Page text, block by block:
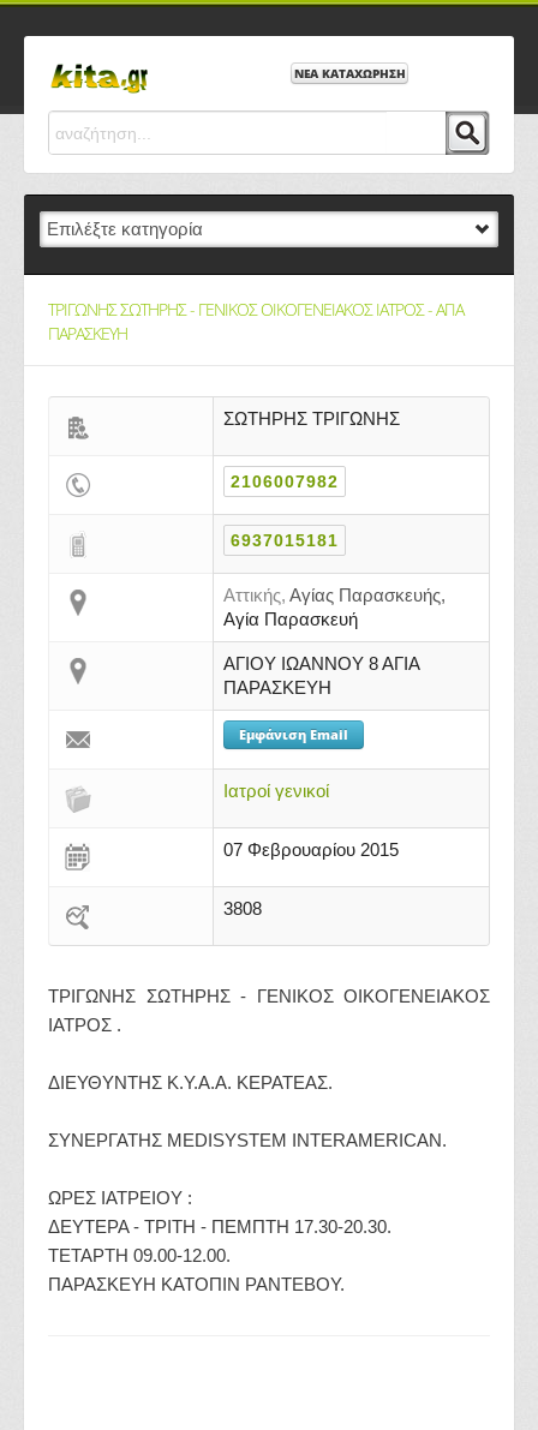
ΝΕΑ ΚΑΤΑΧΩΡΗΣΗ
ΤΡΙΓΩΝΗΣ ΣΩΤΗΡΗΣ - ΓΕΝΙΚΟΣ ΟΙΚΟΓΕΝΕΙΑΚΟΣ ΙΑΤΡΟΣ - ΑΓΙΑ
ΠΑΡΑΣΚΕΥΗ
ΣΩΤΗΡΗΣ ΤΡΙΓΩΝΗΣ
2106007982
6937015181
Αττικής, Αγίας Παρασκευής,
Αγία Παρασκευή
ΑΓΙΟΥ ΙΩΑΝΝΟΥ 8 ΑΓΙΑ
ΠΑΡΑΣΚΕΥΗ
Εμφάνιση Email
Ιατροί γενικοί
07 Φεβρουαρίου 2015
3808
ΤΡΙΓΩΝΗΣ ΣΩΤΗΡΗΣ - ΓΕΝΙΚΟΣ ΟΙΚΟΓΕΝΕΙΑΚΟΣ
ΙΑΤΡΟΣ .
ΔΙΕΥΘΥΝΤΗΣ Κ.Υ.Α.Α. ΚΕΡΑΤΕΑΣ.
ΣΥΝΕΡΓΑΤΗΣ MEDISYSTEM INTERAMERICAN.
ΩΡΕΣ ΙΑΤΡΕΙΟΥ :
ΔΕΥΤΕΡΑ - ΤΡΙΤΗ - ΠΕΜΠΤΗ 17.30-20.30.
ΤΕΤΑΡΤΗ 09.00-12.00.
ΠΑΡΑΣΚΕΥΗ ΚΑΤΟΠΙΝ ΡΑΝΤΕΒΟΥ.